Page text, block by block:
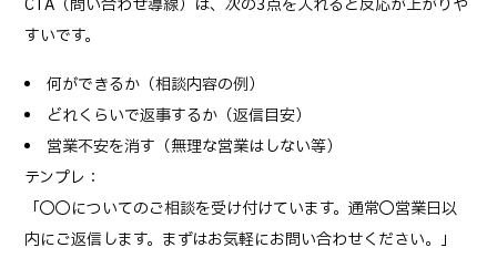
すいです。
何ができるか（相談内容の例）
どれくらいで返事するか（返信目安）
営業不安を消す（無理な営業はしない等）
テンプレ：
「◯◯についてのご相談を受け付けています。通常◯営業日以
内にご返信します。まずはお気軽にお問い合わせください。」